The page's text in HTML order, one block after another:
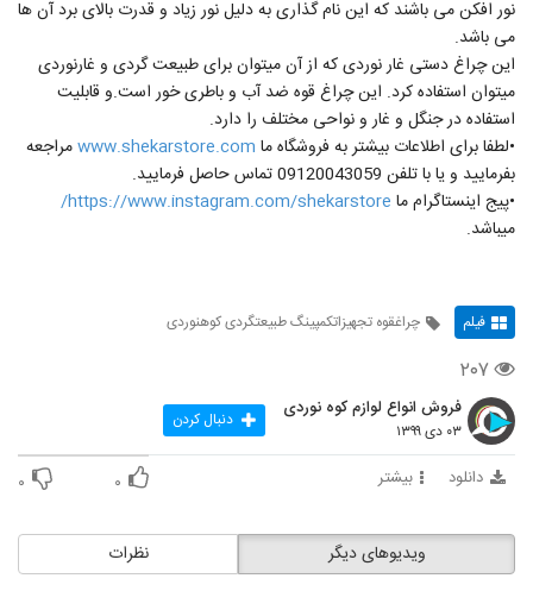
نور افکن می باشند که این نام گذاری به دلیل نور زیاد و قدرت بالای برد آن ها
می باشد.
این چراغ دستی غار نوردی که از آن میتوان برای طبیعت گردی و غارنوردی
میتوان استفاده کرد. این چراغ قوه ضد آب و باطری خور است.و قابلیت
استفاده در جنگل و غار و نواحی مختلف را دارد.
•لطفا برای اطلاعات بیشتر به فروشگاه ما www.shekarstore.comمراجعه
بفرمایید و یا با تلفن 09120043059 تماس حاصل فرمایید.
•پیج اینستاگرام ما https://www.instagram.com/shekarstore/
میباشد.
فیلم چراغقوه تجهیزاتکمپینگ طبیعتگردی کوهنوردی
۲۰۷
فروش انواع لوازم کوه نوردی
۰۳ دی ۱۳۹۹ دنبال کردن
دانلود بیشتر ۰ ۰
نظرات ویدیوهای دیگر